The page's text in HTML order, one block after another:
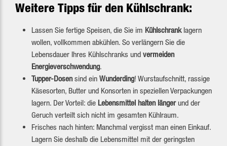
Weitere Tipps für den Kühlschrank:
Lassen Sie fertige Speisen, die Sie im Kühlschrank lagern
wollen, vollkommen abkühlen. So verlängern Sie die
Lebensdauer Ihres Kühlschranks und vermeiden
Energieverschwendung.
Tupper-Dosensind ein Wunderding! Wurstaufschnitt, rassige
Käsesorten, Butter und Konsorten in speziellen Verpackungen
lagern. Der Vorteil: die Lebensmittel halten längerund der
Geruch verteilt sich nicht im gesamten Kühlraum.
Frisches nach hinten: Manchmal vergisst man einen Einkauf.
Lagern Sie deshalb die Lebensmittel mit der geringsten